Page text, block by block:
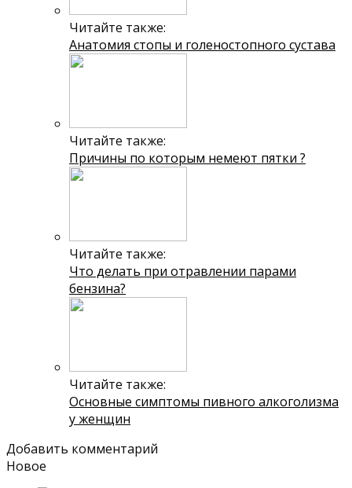
Читайте также:
Анатомия стопы и голеностопного сустава
Читайте также:
Причины по которым немеют пятки ?
Читайте также:
Что делать при отравлении парами
бензина?
Читайте также:
Основные симптомы пивного алкоголизма
у женщин
Добавить комментарий
Новое